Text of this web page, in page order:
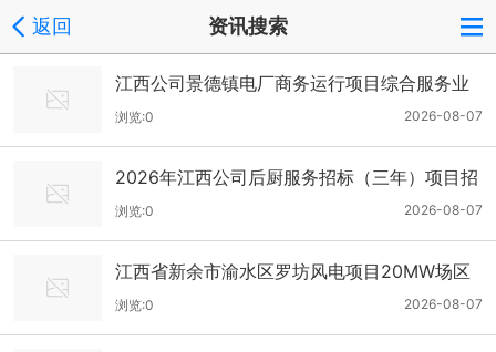
返回 资讯搜索
江西公司景德镇电厂商务运行项目综合服务业
务（2年）外包招标公告
2026-08-07
浏览:0
2026年江西公司后厨服务招标（三年）项目招
标公告
2026-08-07
浏览:0
江西省新余市渝水区罗坊风电项目20MW场区
土建及安装工程施工招标公告
2026-08-07
浏览:0